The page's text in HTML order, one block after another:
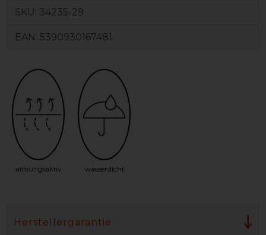
SKU: 34235-29
EAN: 5390930167481
atmungsaktiv wasserdicht
Herstellergarantie